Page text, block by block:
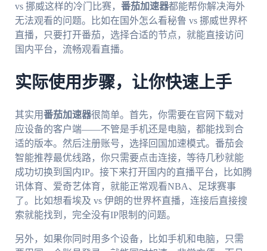
vs 挪威这样的冷门比赛， 番茄加速器都能帮你解决海外
无法观看的问题。比如在国外怎么看秘鲁 vs 挪威世界杯
直播，只要打开番茄，选择合适的节点，就能直接访问
国内平台，流畅观看直播。
实际使用步骤，让你快速上手
其实用番茄加速器很简单。首先，你需要在官网下载对
应设备的客户端——不管是手机还是电脑，都能找到合
适的版本。然后注册账号，选择回国加速模式。番茄会
智能推荐最优线路，你只需要点击连接，等待几秒就能
成功切换到国内IP。接下来打开国内的直播平台，比如腾
讯体育、爱奇艺体育，就能正常观看NBA、足球赛事
了。比如想看埃及 vs 伊朗的世界杯直播，连接后直接搜
索就能找到，完全没有IP限制的问题。
另外，如果你同时用多个设备，比如手机和电脑，只需